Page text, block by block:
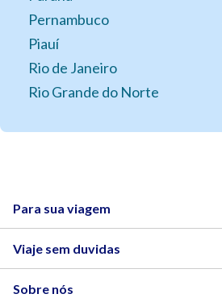
Pernambuco
Piauí
Rio de Janeiro
Rio Grande do Norte
Para sua viagem
Viaje sem duvidas
Sobre nós